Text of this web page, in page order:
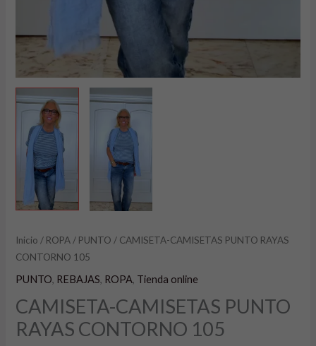
Inicio / ROPA / PUNTO / CAMISETA-CAMISETAS PUNTO RAYAS
CONTORNO 105
PUNTO, REBAJAS, ROPA, Tienda online
CAMISETA-CAMISETAS PUNTO
RAYAS CONTORNO 105